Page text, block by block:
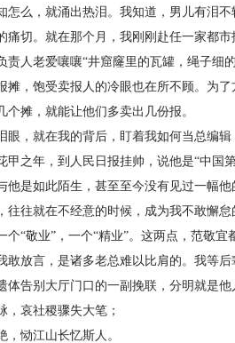
么，就涌出热泪。我知道，男儿有泪不
痛切。就在那个月，我刚刚赴任一家都
责人老爱嚷嚷“井窟窿里的瓦罐，绳子细
摊，饱受卖报人的冷眼也在所不顾。为了
摊，就能让他们多卖出几份报。
就在我的背后，盯着我如何当总编辑
之年，到人民日报挂帅，说他是“中国
他是如此陌生，甚至至今没有见过一幅
往就在不经意的时候，成为我不敢懈怠
敬业”，一个“精业”。这两点，范敬宜
敢放言，是诸多老总难以比肩的。我等
告别大厅门口的一副挽联，分明就是他
哀社稷骤失大笔；
恸江山长忆斯人。